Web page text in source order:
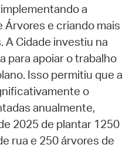
a
Árvores e criando mais
A Cidade investiu na
para apoiar o trabalho
Isso permitiu que a
o
anualmente,
2025 de plantar 1250
rua e 250 árvores de